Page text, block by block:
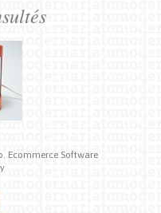
Ecommerce Software